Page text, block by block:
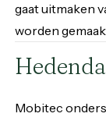
gaat uitmaken
worden
Mobitec